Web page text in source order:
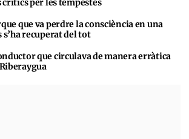
per les tempestes
que va perdre la consciència en una
s’ha recuperat del tot
que circulava de manera erràtica